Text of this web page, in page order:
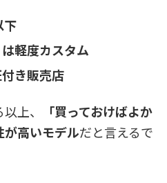
下
軽度カスタム
き販売店
上、
「買っておけばよか
が高いモデルだと言えるで